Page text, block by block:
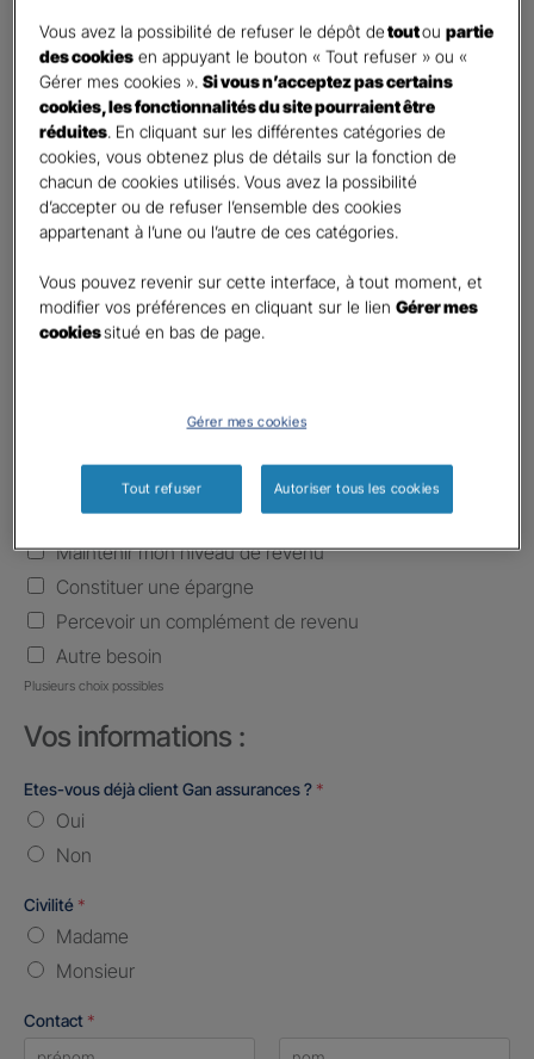
DEMANDE DE DEVIS
Prenez 2 minutes pour remplir ce rapide questionnaire afin
que l’agence sélectionnée vous recontacte rapidement
pour finaliser l’étude précise de votre besoin
GAN ASSURANCES CHOLET POINCARE
Information sur votre besoin :
Qui souhaitez-vous protéger ?*
Autre
Quels sont vos besoins ?*
Maintenir mon niveau de revenu
Constituer une épargne
Percevoir un complément de revenu
Autre besoin
Plusieurs choix possibles
Vos informations :
Etes-vous déjà client Gan assurances ? *
Oui
Non
Civilité *
Madame
Monsieur
Contact *
Vous avez la possibilité de refuser le dépôt detoutoupartie
des cookies en appuyant le bouton « Tout refuser » ou «
Gérer mes cookies ».Si vous n’acceptez pas certains
cookies, les fonctionnalités du site pourraient être
réduites. En cliquant sur les différentes catégories de
cookies, vous obtenez plus de détails sur la fonction de
chacun de cookies utilisés. Vous avez la possibilité
d’accepter ou de refuser l’ensemble des cookies
appartenant à l’une ou l’autre de ces catégories.
Vous pouvez revenir sur cette interface, à tout moment, et
modifier vos préférences en cliquant sur le lienGérer mes
cookiessitué en bas de page.
Gérer mes cookies
Tout refuser Autoriser tous les cookies